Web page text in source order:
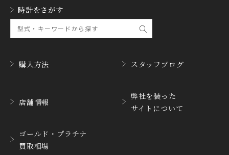
CHRISTOPHER WARD
クリストファー・ウォー
ド
クロノトウキョウ
CYRUS CZAPEK
チャペック
D. DORNBLÜTH&SOH
N
D.ドルンブルート＆ゾー
時計をさがす
購入方法
店舗情報
ゴールド・プラチナ
買取相場
スタッフブログ
弊社を装った
サイトについて